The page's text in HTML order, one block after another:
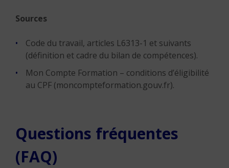
Sources
Code du travail, articles L6313-1 et suivants
(définition et cadre du bilan de compétences).
Mon Compte Formation – conditions d’éligibilité
au CPF (moncompteformation.gouv.fr).
Questions fréquentes
(FAQ)